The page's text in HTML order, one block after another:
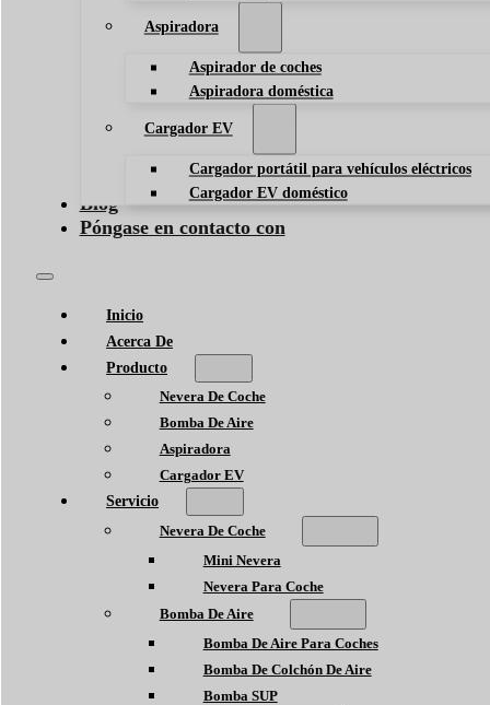
Aspiradora
Aspirador de coches
Aspiradora doméstica
Cargador EV
Cargador portátil para vehículos eléctricos
Cargador EV doméstico
Blog
Póngase en contacto con
Inicio
Acerca De
Producto
Nevera De Coche
Bomba De Aire
Aspiradora
Cargador EV
Servicio
Nevera De Coche
Mini Nevera
Nevera Para Coche
Bomba De Aire
Bomba De Aire Para Coches
Bomba De Colchón De Aire
Bomba SUP